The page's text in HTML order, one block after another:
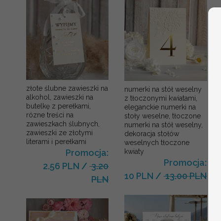
złote ślubne zawieszki na
alkohol, zawieszki na
butelkę z perełkami,
rózne treści na
zawieszkach ślubnych,
zawieszki ze złotymi
literami i perełkami
Promocja:
2.56 PLN /3.20
PLN
numerki na stół weselny
z tłoczonymi kwiatami,
eleganckie numerki na
stoły weselne, tłoczone
numerki na stół weselny,
dekoracja stołów
weselnych tłoczone
kwiaty
Promocja:
10 PLN /13.00 PLN